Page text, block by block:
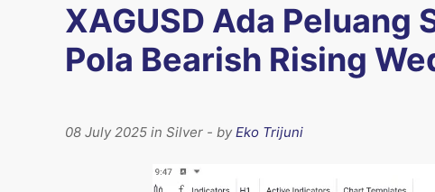
XAGUSD Ada Peluang
Pola Bearish Rising
08 July 2025 in Silver - byEko Trijuni